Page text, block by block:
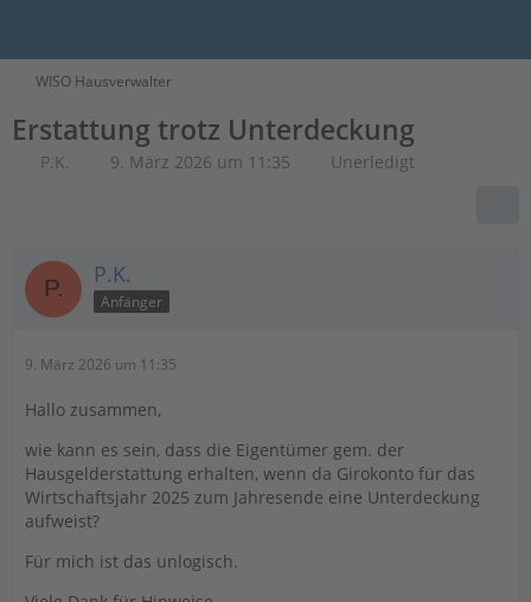
WISO Hausverwalter
Erstattung trotz Unterdeckung
P.K. 9. März 2026 um 11:35 Unerledigt
P.K.
Anfänger
9. März 2026 um 11:35
Hallo zusammen,
wie kann es sein, dass die Eigentümer gem. der
Hausgelderstattung erhalten, wenn da Girokonto für das
Wirtschaftsjahr 2025 zum Jahresende eine Unterdeckung
aufweist?
Für mich ist das unlogisch.